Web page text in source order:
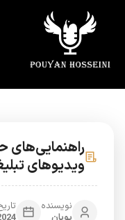
راهنمایی‌های
ویدیوهای
نویسنده